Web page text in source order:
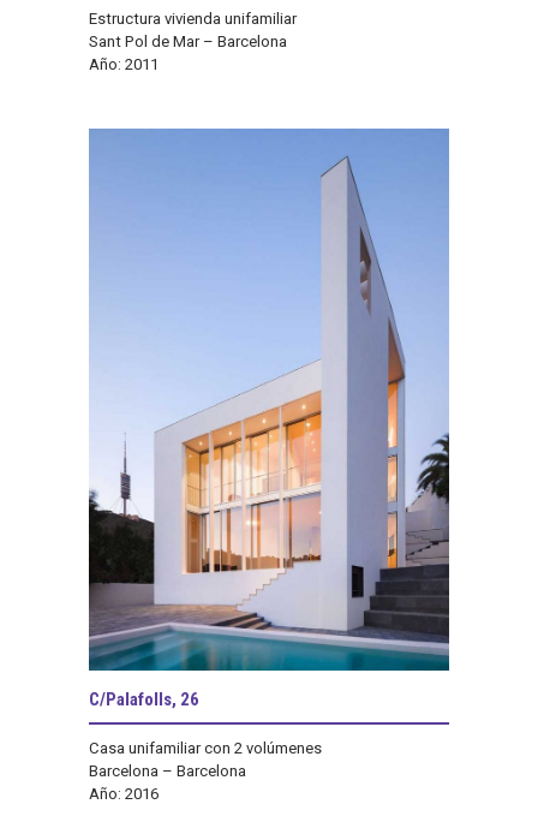
Estructura vivienda unifamiliar
Sant Pol de Mar – Barcelona
Año: 2011
C/Palafolls, 26
Casa unifamiliar con 2 volúmenes
Barcelona – Barcelona
Año: 2016